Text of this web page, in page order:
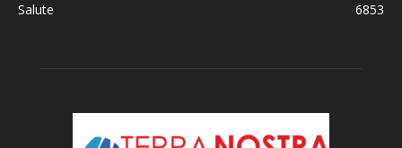
Salute
6853